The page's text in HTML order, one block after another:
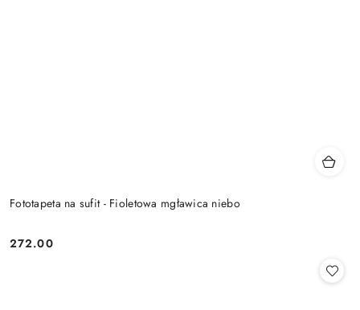
Fototapeta na sufit - Fioletowa mgławica niebo
Cena:
272.00